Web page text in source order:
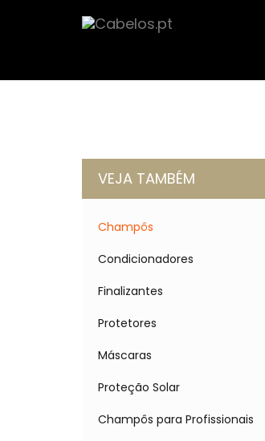
VEJA TAMBÉM
Champôs
Condicionadores
Finalizantes
Protetores
Máscaras
Proteção Solar
Champôs para Profissionais